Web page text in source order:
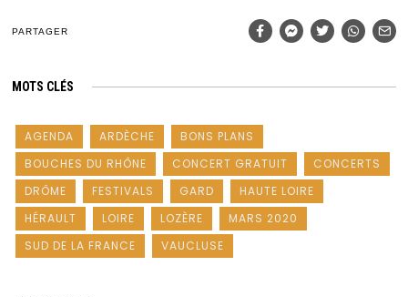
PARTAGER
MOTS CLÉS
AGENDA ARDÈCHE
BONS PLANS
BOUCHES DU RHÔNE
CONCERT GRATUIT
CONCERTS
DRÔME
FESTIVALS GARD
HAUTE LOIRE
HÉRAULT
LOIRE LOZÈRE
MARS 2020
SUD DE LA FRANCE
VAUCLUSE